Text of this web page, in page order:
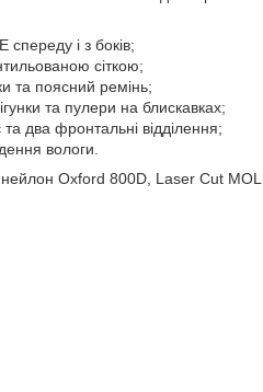
і з боків;
сіткою;
та поясний ремінь;
та пулери на блискавках;
два фронтальні відділення;
вологи.
Oxford 800D, Laser Cut